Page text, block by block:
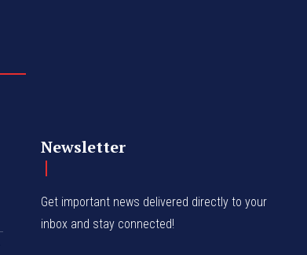
Newsletter
Get important news delivered directly to your
inbox and stay connected!